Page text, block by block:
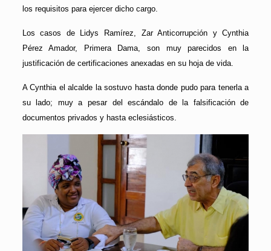
los requisitos para ejercer dicho cargo.
Los casos de Lidys Ramírez, Zar Anticorrupción y Cynthia
Pérez Amador, Primera Dama, son muy parecidos en la
justificación de certificaciones anexadas en su hoja de vida.
A Cynthia el alcalde la sostuvo hasta donde pudo para tenerla a
su lado; muy a pesar del escándalo de la falsificación de
documentos privados y hasta eclesiásticos.